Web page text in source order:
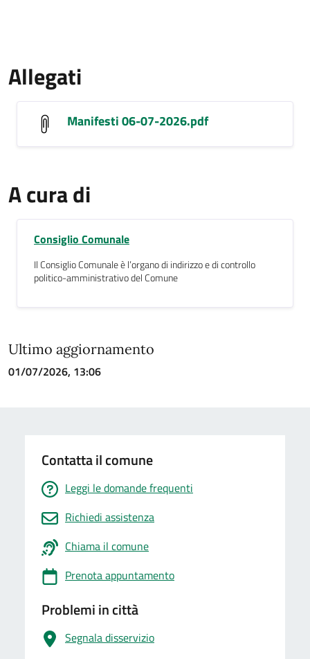
Allegati
Manifesti 06-07-2026.pdf
A cura di
Consiglio Comunale
Il Consiglio Comunale è l’organo di indirizzo e di controllo
politico-amministrativo del Comune
Ultimo aggiornamento
01/07/2026, 13:06
Contatta il comune
Leggi le domande frequenti
Richiedi assistenza
Chiama il comune
Prenota appuntamento
Problemi in città
Segnala disservizio